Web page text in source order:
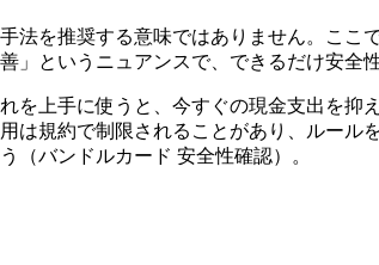
法を推奨する意味ではありません。こ
というニュアンスで、できるだけ安全
を上手に使うと、今すぐの現金支出を
は規約で制限されることがあり、ルー
（バンドルカード 安全性確認）。